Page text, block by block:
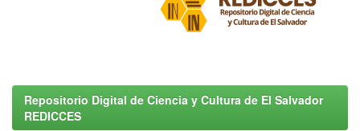
Repositorio Digital de Ciencia y Cultura de El Salvador
REDICCES